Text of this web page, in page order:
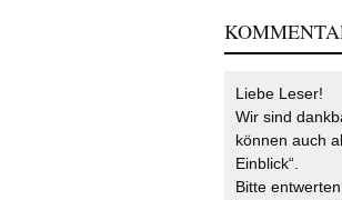
Liebe Leser!
Wir sind
können auch
Einblick“.
Bitte